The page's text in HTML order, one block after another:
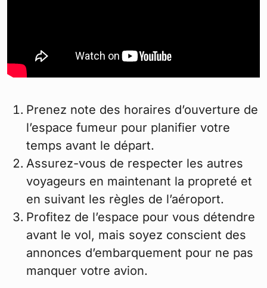
Prenez note des horaires d’ouverture de
l’espace fumeur pour planifier votre
temps avant le départ.
Assurez-vous de respecter les autres
voyageurs en maintenant la propreté et
en suivant les règles de l’aéroport.
Profitez de l’espace pour vous détendre
avant le vol, mais soyez conscient des
annonces d’embarquement pour ne pas
manquer votre avion.